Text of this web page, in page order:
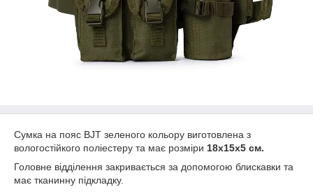
Сумка на пояс BJT зеленого кольору виготовлена з
вологостійкого поліестеру та має розміри 18х15х5 см.
Головне відділення закривається за допомогою блискавки та
має тканинну підкладку.